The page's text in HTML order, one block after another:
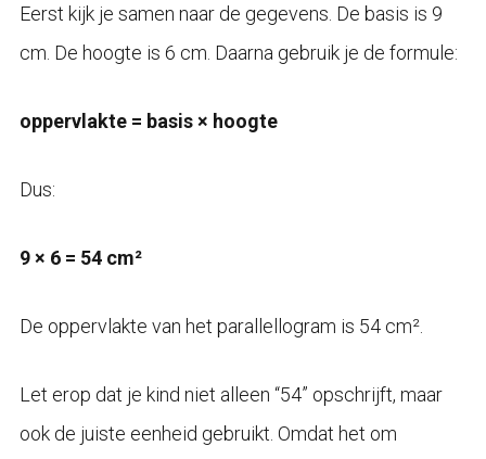
Eerst kijk je samen naar de gegevens. De basis is 9
cm. De hoogte is 6 cm. Daarna gebruik je de formule:
oppervlakte = basis × hoogte
Dus:
9 × 6 = 54 cm²
De oppervlakte van het parallellogram is 54 cm².
Let erop dat je kind niet alleen “54” opschrijft, maar
ook de juiste eenheid gebruikt. Omdat het om